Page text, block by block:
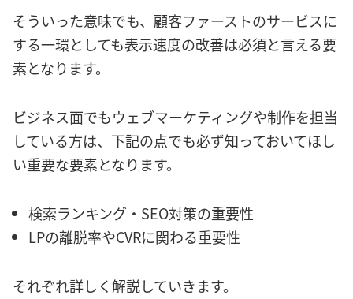
そういった意味でも、顧客ファーストのサービスに
する一環としても表示速度の改善は必須と言える要
素となります。
ビジネス面でもウェブマーケティングや制作を担当
している方は、下記の点でも必ず知っておいてほし
い重要な要素となります。
検索ランキング・SEO対策の重要性
LPの離脱率やCVRに関わる重要性
それぞれ詳しく解説していきます。